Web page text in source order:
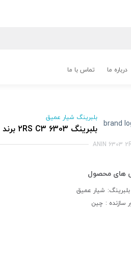
درباره ما تماس با ما
بلبرینگ شیار عمیق
بلبرینگ 6303 2RS C3 برند ANIN
ANIN 6303
شیار عمیق
سازنده : چین